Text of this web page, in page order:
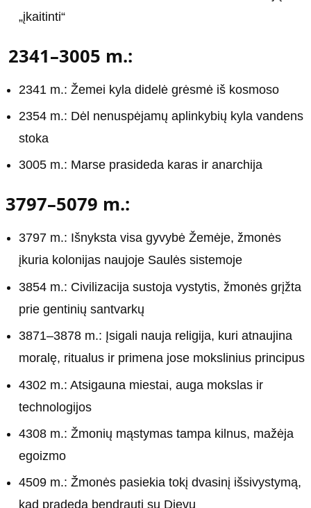
„įkaitinti“
2341–3005 m.:
2341 m.: Žemei kyla didelė grėsmė iš kosmoso
2354 m.: Dėl nenuspėjamų aplinkybių kyla vandens
stoka
3005 m.: Marse prasideda karas ir anarchija
3797–5079 m.:
3797 m.: Išnyksta visa gyvybė Žemėje, žmonės
įkuria kolonijas naujoje Saulės sistemoje
3854 m.: Civilizacija sustoja vystytis, žmonės grįžta
prie gentinių santvarkų
3871–3878 m.: Įsigali nauja religija, kuri atnaujina
moralę, ritualus ir primena jose mokslinius principus
4302 m.: Atsigauna miestai, auga mokslas ir
technologijos
4308 m.: Žmonių mąstymas tampa kilnus, mažėja
egoizmo
4509 m.: Žmonės pasiekia tokį dvasinį išsivystymą,
kad pradeda bendrauti su Dievu